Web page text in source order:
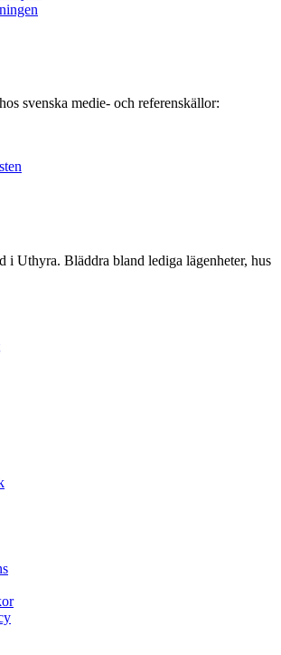
svenska medie- och referenskällor:
i Uthyra. Bläddra bland lediga lägenheter, hus